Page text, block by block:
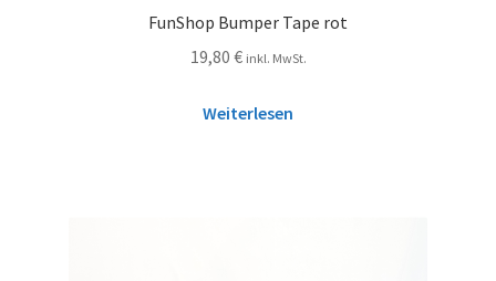
FunShop Bumper Tape rot
19,80 € inkl. MwSt.
Weiterlesen